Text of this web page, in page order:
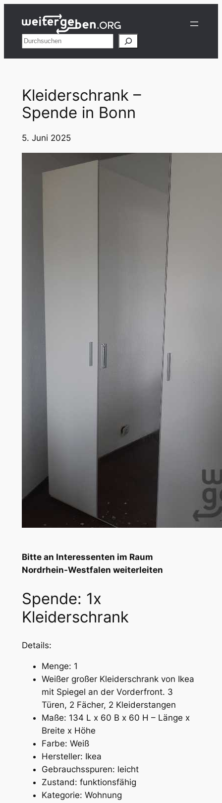
Inhalt
springenSuchen
Kleiderschrank –
Spende in Bonn
5. Juni 2025
Bitte an Interessenten im Raum
Nordrhein-Westfalen weiterleiten
Spende: 1x
Kleiderschrank
Details:
Menge: 1
Weißer großer Kleiderschrank von Ikea
mit Spiegel an der Vorderfront. 3
Türen, 2 Fächer, 2 Kleiderstangen
Maße: 134 L x 60 B x 60 H – Länge x
Breite x Höhe
Farbe: Weiß
Hersteller: Ikea
Gebrauchsspuren: leicht
Zustand: funktionsfähig
Kategorie: Wohnung